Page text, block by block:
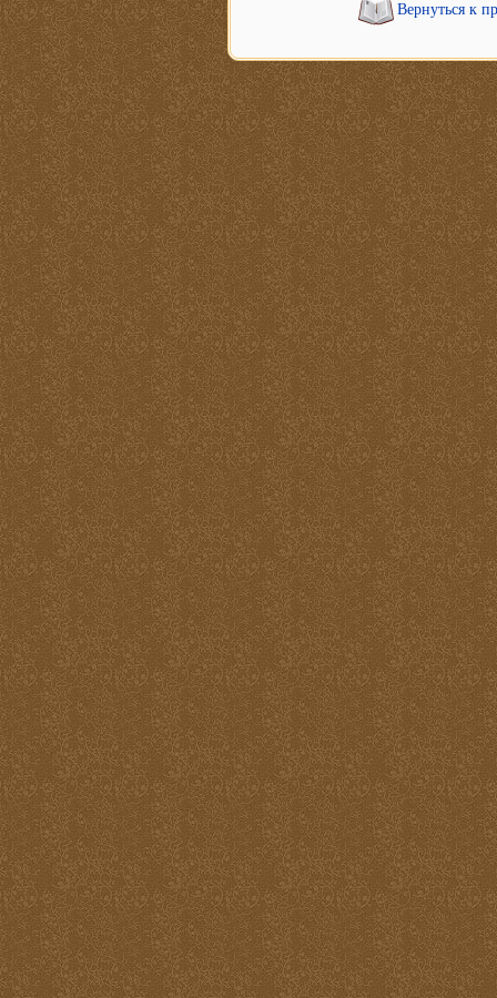
Вернуться к